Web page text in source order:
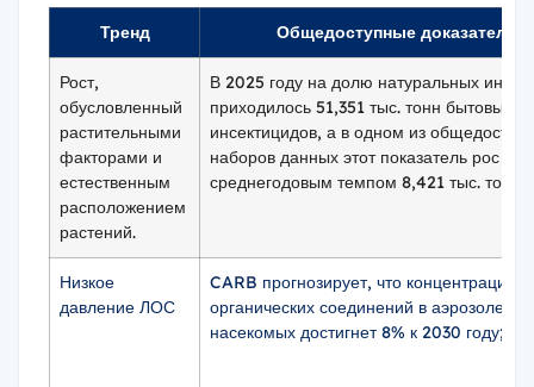
Тренд Общедоступные
Рост,
обусловленный
растительными
факторами и
естественным
расположением
растений.
В 2025 году на долю натуральных
приходилось 51,351 тыс. тонн бытовых
инсектицидов, а в одном из
наборов данных этот показатель рос со
среднегодовым темпом 8,421 тыс. тонн.
Низкое
давление ЛОС
CARB прогнозирует, что концентрация
органических соединений в аэрозоле
насекомых достигнет 8% к 2030 году;